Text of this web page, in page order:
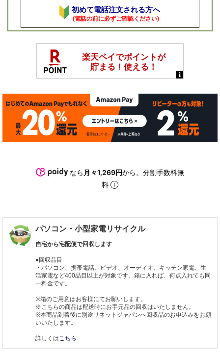
初めて電話注文される方へ
(電話の前に必ずご確認ください)
なら 月々1,269円から。分割手数料無
料
パソコン・小型家電リサイクル
自宅から宅配便で回収します
●回収品目
・パソコン、携帯電話、ビデオ、オーディオ、キッチン家電、生
活家電など400品目以上が対象です。箱に入れば、何点入れても同
一料金です。
※箱のご用意はお客様にてお願いします。
※こちらの商品は配送時にお手元品の回収はいたしません。
※本商品到着後に別途リネットジャパンへ回収品のお申込みをお願
いいたします。
詳しくはこちら